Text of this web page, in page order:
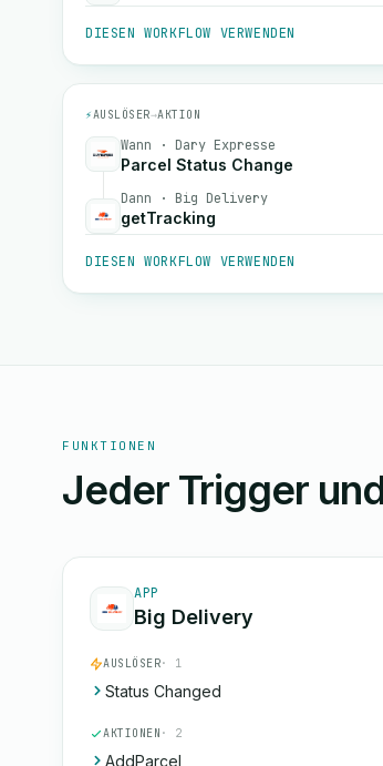
DIESEN WORKFLOW VERWENDEN
⚡AUSLÖSER→AKTION
Wann · Dary Expresse
Parcel Status Change
Dann · Big Delivery
getTracking
DIESEN WORKFLOW VERWENDEN
FUNKTIONEN
Jeder Trigger
APP
Big Delivery
AUSLÖSER· 1
Status Changed
AKTIONEN · 2
AddParcel